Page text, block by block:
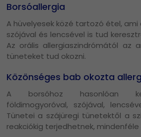
Borsóallergia
A hüvelyesek közé tartozó étel,
szójával és lencsével is tud
Az orális allergiaszindrómától az
tüneteket tud okozni.
Közönséges bab okozta
A borsóhoz hasonlóan
földimogyoróval, szójával,
Tünetei a szájüregi tünetektől a
reakciókig terjedhetnek, mindenféle